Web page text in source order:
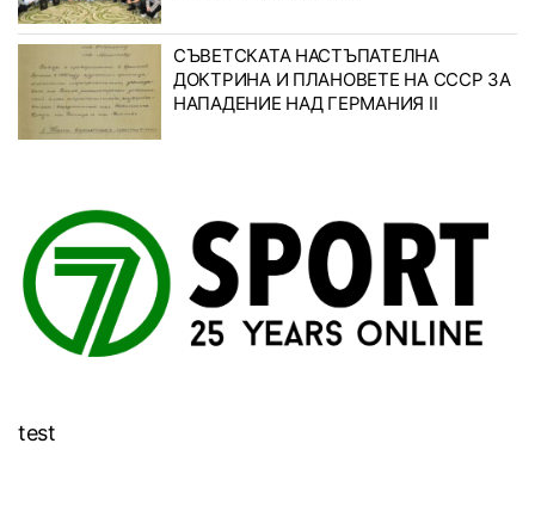
СЪВЕТСКАТА НАСТЪПАТЕЛНА
ДОКТРИНА И ПЛАНОВЕТЕ НА СССР ЗА
НАПАДЕНИЕ НАД ГЕРМАНИЯ II
test